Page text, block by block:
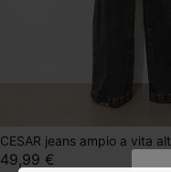
CESAR jeans ampio a vita
49,99 €